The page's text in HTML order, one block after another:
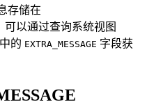
存储在
可以通过查询系统视图
中的 EXTRA_MESSAGE 字段获